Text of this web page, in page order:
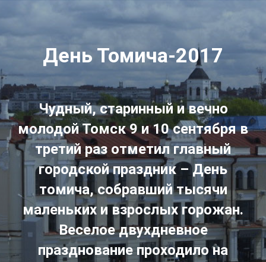
День Томича-2017
Чудный, старинный и вечно
молодой Томск 9 и 10 сентября в
третий раз отметил главный
городской праздник – День
томича, собравший тысячи
маленьких и взрослых горожан.
Веселое двухдневное
празднование проходило на